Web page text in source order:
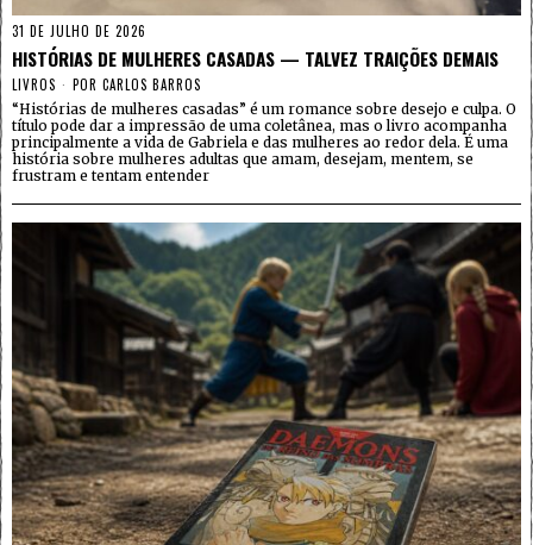
31 DE JULHO DE 2026
HISTÓRIAS DE MULHERES CASADAS — TALVEZ TRAIÇÕES DEMAIS
LIVROS POR CARLOS BARROS
“Histórias de mulheres casadas” é um romance sobre desejo e culpa. O
título pode dar a impressão de uma coletânea, mas o livro acompanha
principalmente a vida de Gabriela e das mulheres ao redor dela. É uma
história sobre mulheres adultas que amam, desejam, mentem, se
frustram e tentam entender